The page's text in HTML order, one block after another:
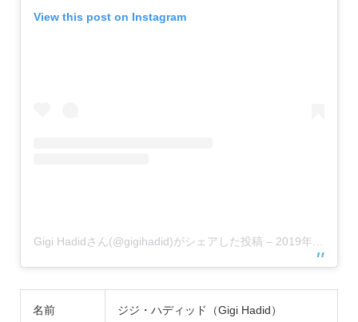
View this post on Instagram
Gigi Hadidさん(@gigihadid)がシェアした投稿 – 2019年 3月月29日午後2時16分PDT
名前 ジジ・ハディッド（Gigi Hadid）